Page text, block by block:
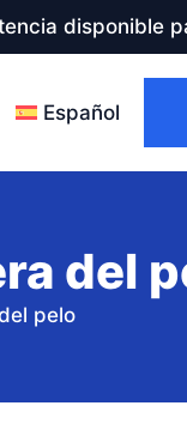
disponible
Español
del
pelo